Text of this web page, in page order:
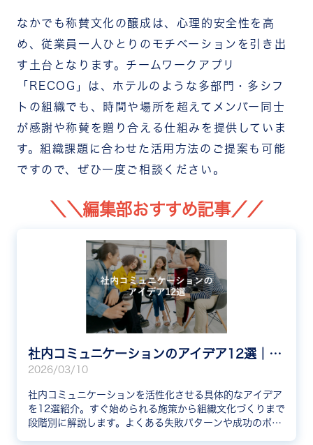
なかでも称賛文化の醸成は、心理的安全性を高
め、従業員一人ひとりのモチベーションを引き出
す土台となります。チームワークアプリ
「RECOG」は、ホテルのような多部門・多シフ
トの組織でも、時間や場所を超えてメンバー同士
が感謝や称賛を贈り合える仕組みを提供していま
す。組織課題に合わせた活用方法のご提案も可能
ですので、ぜひ一度ご相談ください。
＼＼編集部おすすめ記事／／
社内コミュニケーションのアイデア12選｜明日から始められる施策と成功のポイント
2026/03/10
社内コミュニケーションを活性化させる具体的なアイデア
を12選紹介。すぐ始められる施策から組織文化づくりまで
段階別に解説します。よくある失敗パターンや成功のポイ